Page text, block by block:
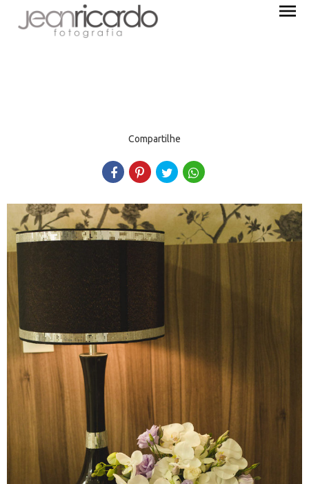
menu
Compartilhe